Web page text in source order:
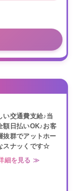
い交通費支給♪当
額日払いOK♪お客
抜群でアットホー
スナッくです☆
細を見る ≫